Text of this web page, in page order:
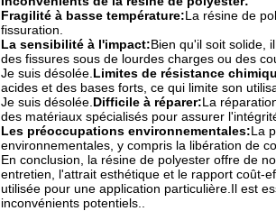
Fragilité à basse température:La résine de
fissuration.
La sensibilité à l'impact:Bien qu'il soit solide,
des fissures sous de lourdes charges ou des
Je suis désolée. Limites de résistance
acides et des bases forts, ce qui limite son
Je suis désolée. Difficile à réparer:La
des matériaux spécialisés pour assurer
Les préoccupations environnementales:La
environnementales, y compris la libération de
En conclusion, la résine de polyester offre de
entretien, l'attrait esthétique et le rapport coût-
utilisée pour une application particulière.Il est
inconvénients potentiels..